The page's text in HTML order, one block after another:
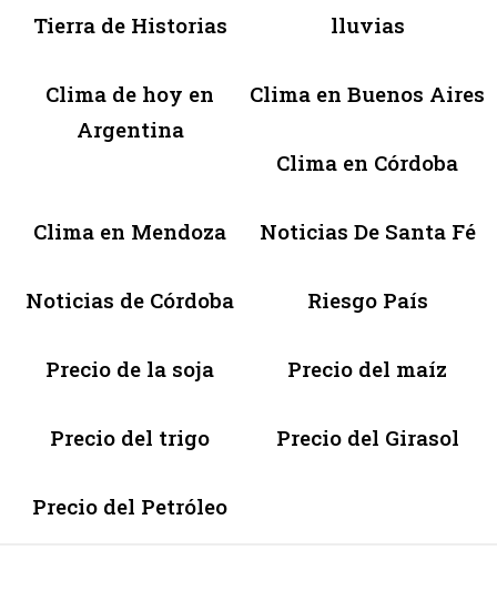
Tierra de Historias lluvias
Clima de hoy en
Argentina
Clima en Buenos Aires
Clima en Córdoba
Clima en Mendoza Noticias De Santa Fé
Noticias de Córdoba Riesgo País
Precio de la soja Precio del maíz
Precio del trigo Precio del Girasol
Precio del Petróleo